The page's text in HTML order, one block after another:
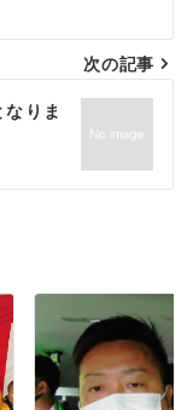
次の記事
りま